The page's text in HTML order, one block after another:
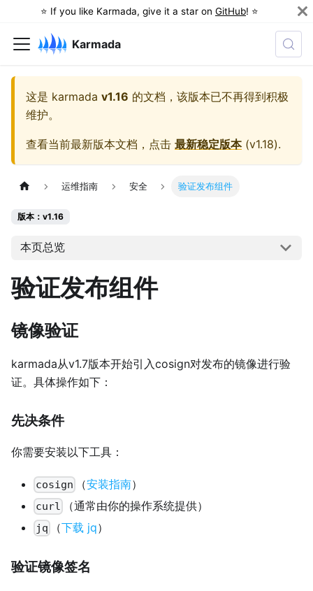
⭐️ If you like Karmada, give it a star on GitHub! ⭐️
Karmada
这是 karmada v1.16 的文档，该版本已不再得到积极
维护。
查看当前最新版本文档，点击 最新稳定版本(v1.18).
运维指南 安全 验证发布组件
版本：v1.16
本页总览
验证发布组件
镜像验证
karmada从v1.7版本开始引入cosign对发布的镜像进行验
证。具体操作如下：
先决条件
你需要安装以下工具：
cosign （安装指南）
curl （通常由你的操作系统提供）
jq （下载 jq）
验证镜像签名